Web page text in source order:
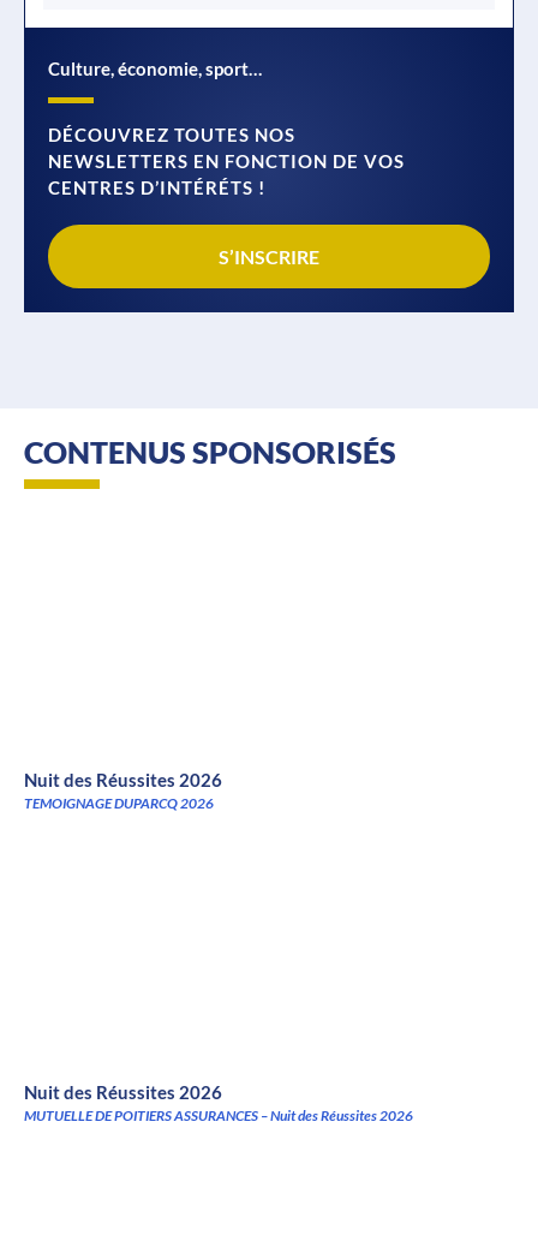
Culture, économie, sport…
DÉCOUVREZ TOUTES NOS
NEWSLETTERS EN FONCTION DE VOS
CENTRES D’INTÉRÉTS !
S’INSCRIRE
CONTENUS SPONSORISÉS
Nuit des Réussites 2026
TEMOIGNAGE DUPARCQ 2026
Nuit des Réussites 2026
MUTUELLE DE POITIERS ASSURANCES – Nuit des Réussites 2026